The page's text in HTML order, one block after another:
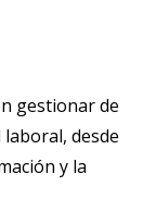
gestionar de
desde
y la